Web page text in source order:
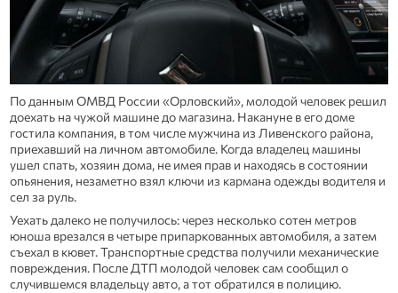
По данным ОМВД России «Орловский», молодой человек решил
доехать на чужой машине до магазина. Накануне в его доме
гостила компания, в том числе мужчина из Ливенского района,
приехавший на личном автомобиле. Когда владелец машины
ушел спать, хозяин дома, не имея прав и находясь в состоянии
опьянения, незаметно взял ключи из кармана одежды водителя и
сел за руль.
Уехать далеко не получилось: через несколько сотен метров
юноша врезался в четыре припаркованных автомобиля, а затем
съехал в кювет. Транспортные средства получили механические
повреждения. После ДТП молодой человек сам сообщил о
случившемся владельцу авто, а тот обратился в полицию.